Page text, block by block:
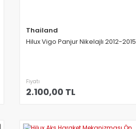
Thailand
Hilux Vigo Panjur Nikelajlı 2012-2015
Fiyatı
2.100,00 TL